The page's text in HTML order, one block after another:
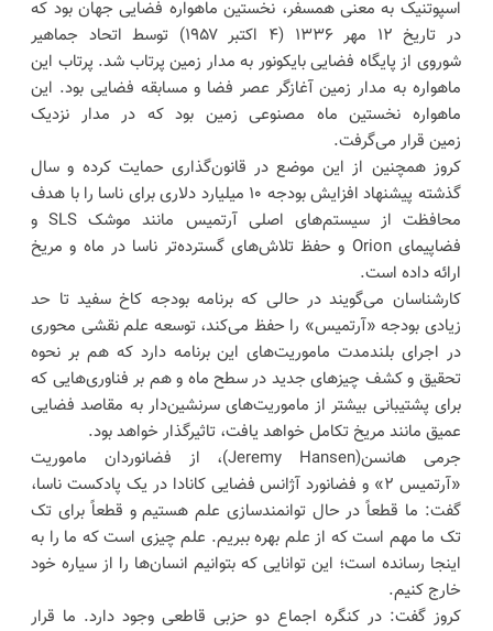
اسپوتنیک به معنی همسفر، نخستین ماهواره فضایی جهان بود که
در تاریخ ۱۲ مهر ۱۳۳۶ (۴ اکتبر ۱۹۵۷) توسط اتحاد جماهیر
شوروی از پایگاه فضایی بایکونور به مدار زمین پرتاب شد. پرتاب این
ماهواره به مدار زمین آغازگر عصر فضا و مسابقه فضایی بود. این
ماهواره نخستین ماه مصنوعی زمین بود که در مدار نزدیک
زمین قرار می‌گرفت.
کروز همچنین از این موضع در قانون‌گذاری حمایت کرده و سال
گذشته پیشنهاد افزایش بودجه ۱۰ میلیارد دلاری برای ناسا را ​​با هدف
محافظت از سیستم‌های اصلی آرتمیس مانند موشک SLS و
فضاپیمای Orion و حفظ تلاش‌های گسترده‌تر ناسا در ماه و مریخ
ارائه داده است.
کارشناسان می‌گویند در حالی که برنامه بودجه کاخ سفید تا حد
زیادی بودجه «آرتمیس» را حفظ می‌کند، توسعه علم نقشی محوری
در اجرای بلندمدت ماموریت‌های این برنامه دارد که هم بر نحوه
تحقیق و کشف چیزهای جدید در سطح ماه و هم بر فناوری‌هایی که
برای پشتیبانی بیشتر از ماموریت‌های سرنشین‌دار به مقاصد فضایی
عمیق مانند مریخ تکامل خواهد یافت، تاثیرگذار خواهد بود.
جرمی هانسن(Jeremy Hansen)، از فضانوردان ماموریت
«آرتمیس ۲» و فضانورد آژانس فضایی کانادا در یک پادکست ناسا،
گفت: ما قطعاً در حال توانمندسازی علم هستیم و قطعاً برای تک
تک ما مهم است که از علم بهره ببریم. علم چیزی است که ما را به
اینجا رسانده است؛ این توانایی که بتوانیم انسان‌ها را از سیاره خود
خارج کنیم.
کروز گفت: در کنگره اجماع دو حزبی قاطعی وجود دارد. ما قرار